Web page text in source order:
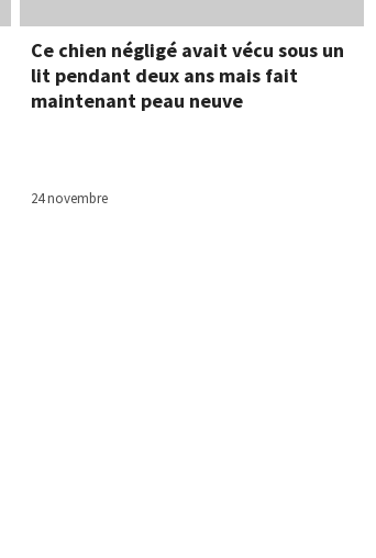
Ce chien négligé avait vécu sous un
lit pendant deux ans mais fait
maintenant peau neuve
24 novembre